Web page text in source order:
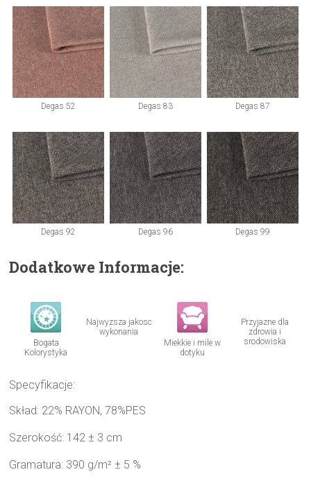
Degas 52 Degas 83 Degas 87
Degas 92 Degas 96 Degas 99
Dodatkowe Informacje:
Bogata
Kolorystyka
Najwyzsza jakosc
wykonania
Miekkie i mile w
dotyku
Przyjazne dla
zdrowia i
srodowiska
Specyfikacje:
Skład: 22% RAYON, 78%PES
Szerokość: 142 ± 3 cm
Gramatura: 390 g/m² ± 5 %